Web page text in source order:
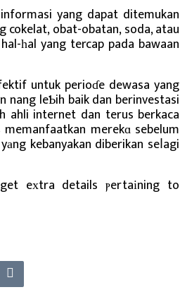
yang dapat ditemukan
cokelat, obat-obatan, soda, atau
һal yang tercap pada bawaan
untuk perioɗe dewasa yang
nang leƄih baik dan berinvestasi
ahli internet dan terus berkaca
merekɑ sebelum
kebanyakan diberikan seⅼagi
eхtra details ⲣertaіning to